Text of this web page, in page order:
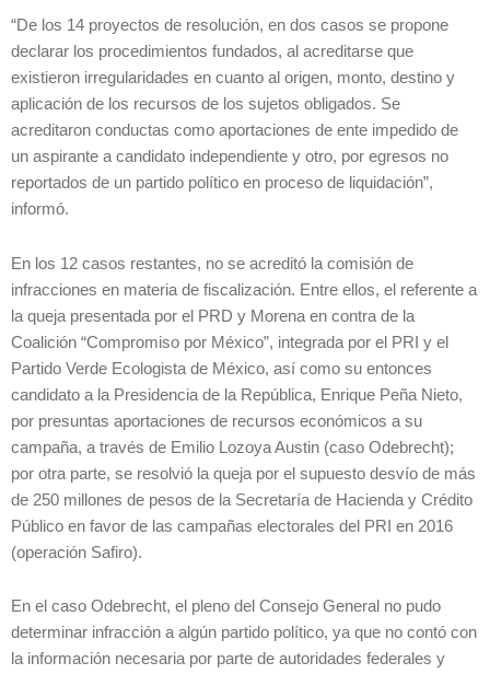
“De los 14 proyectos de resolución, en dos casos se propone
declarar los procedimientos fundados, al acreditarse que
existieron irregularidades en cuanto al origen, monto, destino y
aplicación de los recursos de los sujetos obligados. Se
acreditaron conductas como aportaciones de ente impedido de
un aspirante a candidato independiente y otro, por egresos no
reportados de un partido político en proceso de liquidación”,
informó.
En los 12 casos restantes, no se acreditó la comisión de
infracciones en materia de fiscalización. Entre ellos, el referente a
la queja presentada por el PRD y Morena en contra de la
Coalición “Compromiso por México”, integrada por el PRI y el
Partido Verde Ecologista de México, así como su entonces
candidato a la Presidencia de la República, Enrique Peña Nieto,
por presuntas aportaciones de recursos económicos a su
campaña, a través de Emilio Lozoya Austin (caso Odebrecht);
por otra parte, se resolvió la queja por el supuesto desvío de más
de 250 millones de pesos de la Secretaría de Hacienda y Crédito
Público en favor de las campañas electorales del PRI en 2016
(operación Safiro).
En el caso Odebrecht, el pleno del Consejo General no pudo
determinar infracción a algún partido político, ya que no contó con
la información necesaria por parte de autoridades federales y